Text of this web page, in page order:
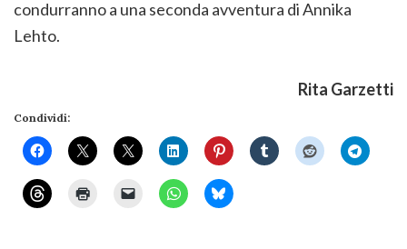
condurranno a una seconda avventura di Annika
Lehto.
Rita Garzetti
Condividi: